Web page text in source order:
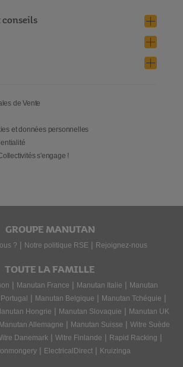
conseils
de Vente
et données personnelles
s'engage !
GROUPE MANUTAN
? | Notre politique RSE | Rejoignez-nous
TOUTE LA FAMILLE
| Manutan France | Manutan Italie | Manutan
| Manutan Belgique | Manutan Tchéquie |
Hongrie | Manutan Slovaquie | Manutan UK
Manutan Allemagne | Manutan Suisse | Witre Suède
Danemark | Witre Finlande | Rapid Racking |
| ElectricalDirect | Kruizinga